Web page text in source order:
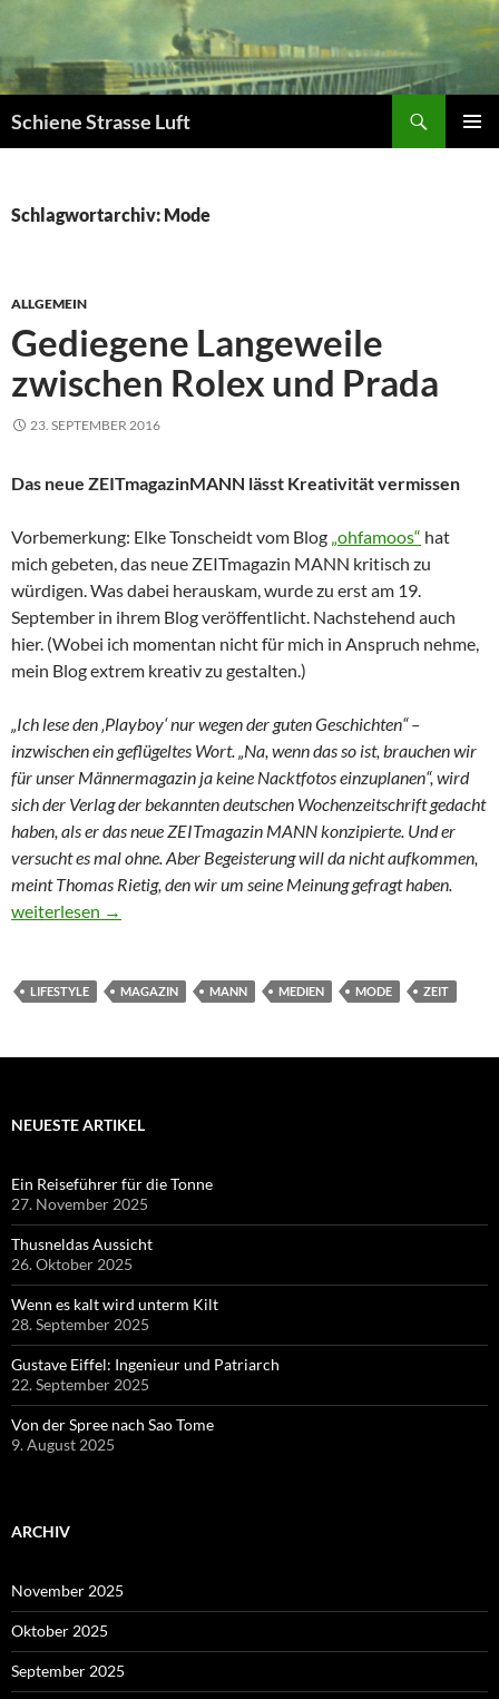
springen
Schiene Strasse Luft
Schlagwortarchiv: Mode
ALLGEMEIN
Gediegene Langeweile
zwischen Rolex und Prada
23. SEPTEMBER 2016
Das neue ZEITmagazinMANN lässt Kreativität vermissen
Vorbemerkung: Elke Tonscheidt vom Blog „ohfamoos“ hat
mich gebeten, das neue ZEITmagazin MANN kritisch zu
würdigen. Was dabei herauskam, wurde zu erst am 19.
September in ihrem Blog veröffentlicht. Nachstehend auch
hier. (Wobei ich momentan nicht für mich in Anspruch nehme,
mein Blog extrem kreativ zu gestalten.)
„Ich lese den ‚Playboy‘ nur wegen der guten Geschichten“ –
inzwischen ein geflügeltes Wort. „Na, wenn das so ist, brauchen wir
für unser Männermagazin ja keine Nacktfotos einzuplanen“, wird
sich der Verlag der bekannten deutschen Wochenzeitschrift gedacht
haben, als er das neue ZEITmagazin MANNkonzipierte. Und er
versucht es mal ohne. Aber Begeisterung will da nicht aufkommen,
meint Thomas Rietig, den wir um seine Meinung gefragt haben.
Gediegene Langeweile zwischen Rolex und Prada
weiterlesen →
LIFESTYLE MAGAZIN MANN MEDIEN MODE ZEIT
NEUESTE ARTIKEL
Ein Reiseführer für die Tonne
27. November 2025
Thusneldas Aussicht
26. Oktober 2025
Wenn es kalt wird unterm Kilt
28. September 2025
Gustave Eiffel: Ingenieur und Patriarch
22. September 2025
Von der Spree nach Sao Tome
9. August 2025
ARCHIV
November 2025
Oktober 2025
September 2025